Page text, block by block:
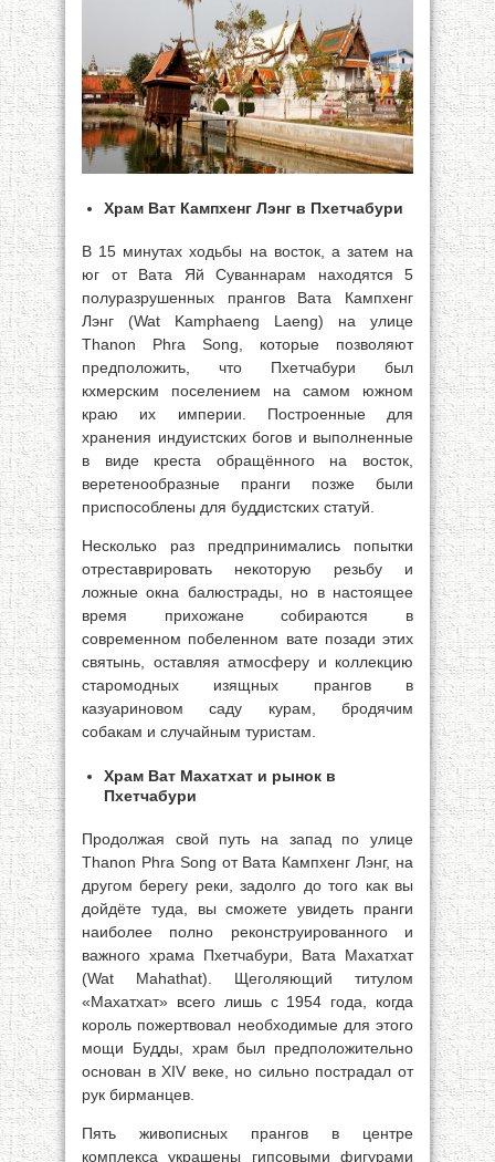
Храм Ват Кампхенг Лэнг в Пхетчабури
В 15 минутах ходьбы на восток, а затем на
юг от Вата Яй Суваннарам находятся 5
полуразрушенных прангов Вата Кампхенг
Лэнг (Wat Kamphaeng Laeng) на улице
Thanon Phra Song, которые позволяют
предположить, что Пхетчабури был
кхмерским поселением на самом южном
краю их империи. Построенные для
хранения индуистских богов и выполненные
в виде креста обращённого на восток,
веретенообразные пранги позже были
приспособлены для буддистских статуй.
Несколько раз предпринимались попытки
отреставрировать некоторую резьбу и
ложные окна балюстрады, но в настоящее
время прихожане собираются в
современном побеленном вате позади этих
святынь, оставляя атмосферу и коллекцию
старомодных изящных прангов в
казуариновом саду курам, бродячим
собакам и случайным туристам.
Храм Ват Махатхат и рынок в
Пхетчабури
Продолжая свой путь на запад по улице
Thanon Phra Song от Вата Кампхенг Лэнг, на
другом берегу реки, задолго до того как вы
дойдёте туда, вы сможете увидеть пранги
наиболее полно реконструированного и
важного храма Пхетчабури, Вата Махатхат
(Wat Mahathat). Щеголяющий титулом
«Махатхат» всего лишь с 1954 года, когда
король пожертвовал необходимые для этого
мощи Будды, храм был предположительно
основан в XIV веке, но сильно пострадал от
рук бирманцев.
Пять живописных прангов в центре
комплекса украшены гипсовыми фигурами